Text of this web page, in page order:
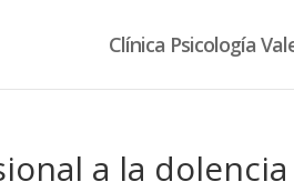
Clínica Psicología
a la dolencia